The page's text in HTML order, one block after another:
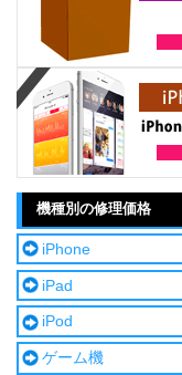
機種別の修理価格
iPhone
iPad
iPod
ゲーム機